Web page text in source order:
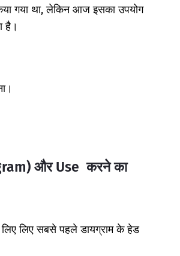
गया था, लेकिन आज इसका उपयोग
है।
और Use करने का
लिए सबसे पहले डायग्राम के हेड